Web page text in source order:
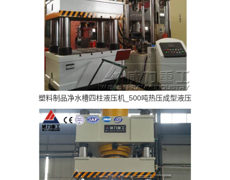
塑料制品净水槽四柱液压机_500吨热压成型液压